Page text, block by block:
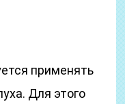
применять
Для этого